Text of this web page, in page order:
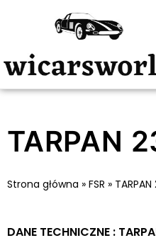
TARPAN
Strona główna » FSR » TARPAN
DANE TECHNICZNE :